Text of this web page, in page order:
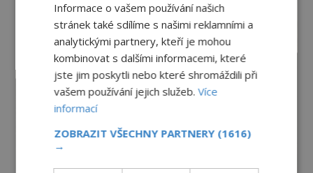
Informace o vašem používání našich
stránek také sdílíme s našimi reklamními a
analytickými partnery, kteří je mohou
kombinovat s dalšími informacemi, které
jste jim poskytli nebo které shromáždili při
vašem používání jejich služeb.Více
informací
ZOBRAZIT VŠECHNY PARTNERY (1616)
→